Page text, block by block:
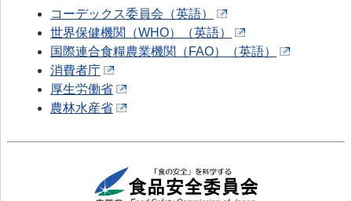
コーデックス委員会（英語）
世界保健機関（WHO）（英語）
国際連合食糧農業機関（FAO）（英語）
消費者庁
厚生労働省
農林水産省